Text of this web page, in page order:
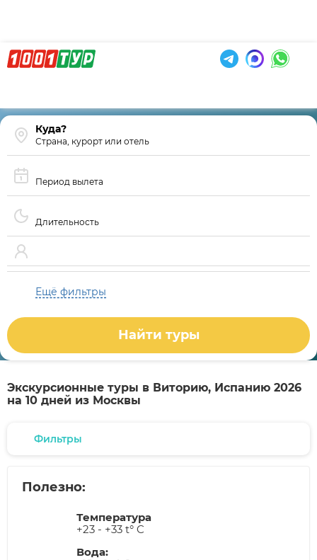
Страна, курорт или отель
Период вылета
Длительность
Ещё фильтры
Найти туры
Экскурсионные туры в Виторию, Испанию 2026
на 10 дней из Москвы
Фильтры
Полезно:
Температура
+23 - +33 t° C
Вода: